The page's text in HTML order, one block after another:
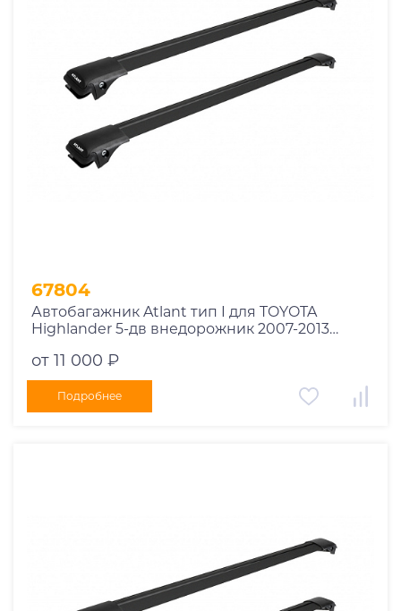
67804
Автобагажник Atlant тип I для TOYOTA
Highlander 5-дв внедорожник 2007-2013
10002+11116+11116
от 11 000 ₽
Подробнее